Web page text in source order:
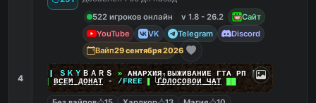
4
522 игроков онлайн
v 1.8 - 26.2
Сайт
YouTube
VK Telegram
Discord
Вайп29 сентября 2026
ＳＫＹ ＢＡＲＳ » АНАРХИЯ ВЫЖИВАНИЕ ГТА РП |||
ВСЕМ ДОНАТ- /FREE ▌ГОЛОСОВОЙ ЧАТ